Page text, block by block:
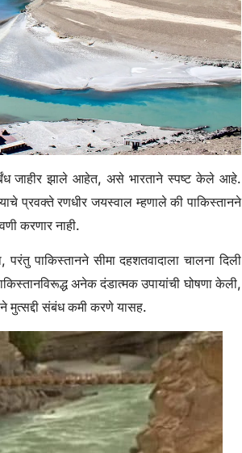
जाहीर झाले आहेत, असे भारताने स्पष्ट केले आहे.
प्रवक्ते रणधीर जयस्वाल म्हणाले की पाकिस्तानने
करणार नाही.
पाकिस्तानने सीमा दहशतवादाला चालना दिली
अनेक दंडात्मक उपायांची घोषणा केली,
मुत्सद्दी संबंध कमी करणे यासह.